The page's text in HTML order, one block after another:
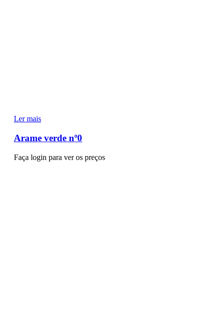
Ler mais
Arame verde nº0
Faça login para ver os preços